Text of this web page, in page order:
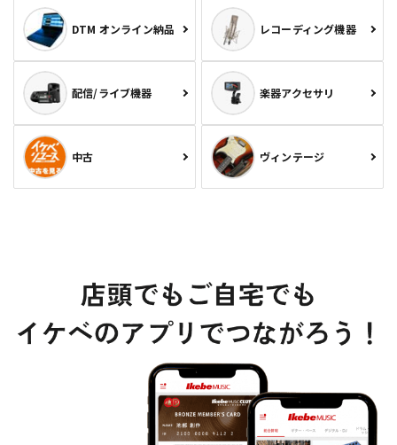
DTM オンライン納品 レコーディング機器
配信/ライブ機器 楽器アクセサリ
中古 ヴィンテージ